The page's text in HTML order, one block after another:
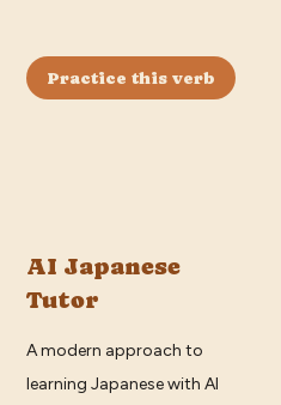
Practice this verb
AI Japanese
Tutor
A modern approach to
learning Japanese with AI